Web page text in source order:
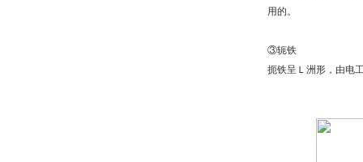
用的。
③轭铁
扼铁呈Ｌ洲形，由电